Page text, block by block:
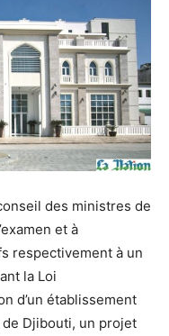
des ministres de
et à
respectivement à un
la Loi
d’un établissement
Djibouti, un projet